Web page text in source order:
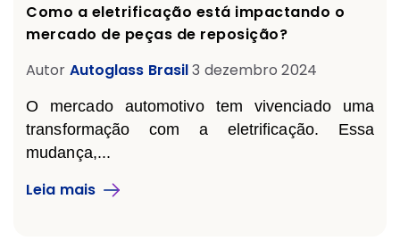
Como a eletrificação está impactando o
mercado de peças de reposição?
Autor Autoglass Brasil3 dezembro 2024
O mercado automotivo tem vivenciado uma
transformação com a eletrificação. Essa
mudança,...
Leia mais